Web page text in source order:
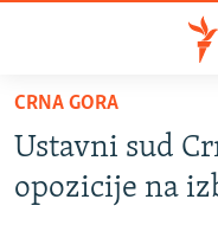
Pređite
glavni
sadržaj
Pređite
BOSNA I HERCEGOVINA
SRBIJA
CRNA GORA
Ustavni sud
opozicije na